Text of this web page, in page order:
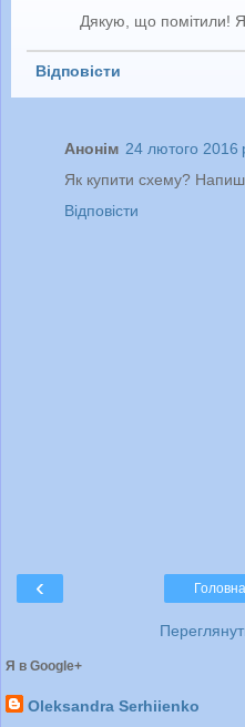
Дякую, що помітили!
Відповісти
Анонім 24 лютого 2016
Як купити схему?
Відповісти
‹
Я в Google+
Oleksandra Serhiienko